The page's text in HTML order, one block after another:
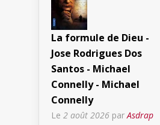
La formule de Dieu -
Jose Rodrigues Dos
Santos - Michael
Connelly - Michael
Connelly
Le 2 août 2026 parAsdrap